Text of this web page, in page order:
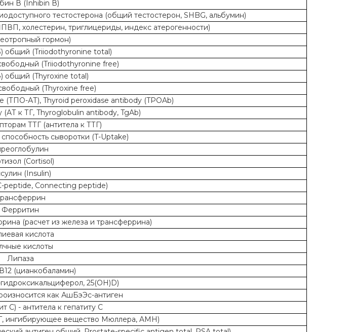
В (Inhibin В)
тестостерона (общий тестостерон, SHBG, альбумин)
холестерин, триглицериды, индекс атерогенности)
гормон)
общий (Triiodothyronine total)
(Triiodothyronine free)
общий (Thyroxine total)
(Thyroxine free)
(ТПО-АТ), Thyroid peroxidase antibody (TPOAb)
(АТ к ТГ, Thyroglobulin antibody, TgAb)
ТТГ (антитела к ТТГ)
сыворотки (T-Uptake)
(Cortisol)
(Insulin)
peptide, Connecting peptide)
Ферритин
(расчет из железа и трансферрина)
кислота
кислоты
Липаза
(цианкобаламин)
25(OH)D)
как АшБэЭс-антиген
С) - антитела к гепатиту С
ингибирующее вещество Мюллера, AMH)